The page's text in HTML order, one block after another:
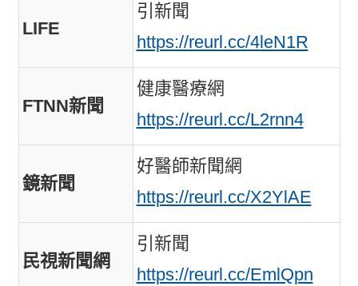
LIFE
引新聞
https://reurl.cc/4leN1R
FTNN新聞
健康醫療網
https://reurl.cc/L2rnn4
鏡新聞
好醫師新聞網
https://reurl.cc/X2YlAE
民視新聞網
引新聞
https://reurl.cc/EmlQpn